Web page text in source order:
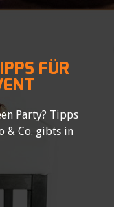
FÜR
Party? Tipps
& Co. gibts in